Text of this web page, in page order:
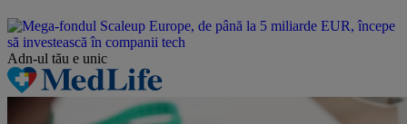
Adn-ul tău e unic